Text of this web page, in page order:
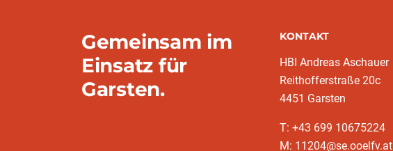
Gemeinsam im
Einsatz für
Garsten.
KONTAKT
HBI Andreas Aschauer
Reithofferstraße 20c
4451 Garsten
T: ‭+43 699 10675224‬
M: 11204@se.ooelfv.at